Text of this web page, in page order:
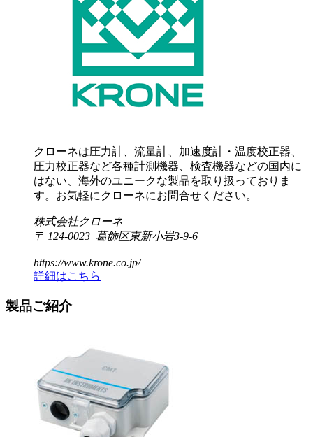
クローネは圧力計、流量計、加速度計・温度校正器、
圧力校正器など各種計測機器、検査機器などの国内に
はない、海外のユニークな製品を取り扱っておりま
す。お気軽にクローネにお問合せください。
株式会社クローネ
〒 124-0023 葛飾区東新小岩3-9-6
https://www.krone.co.jp/
詳細はこちら
製品ご紹介